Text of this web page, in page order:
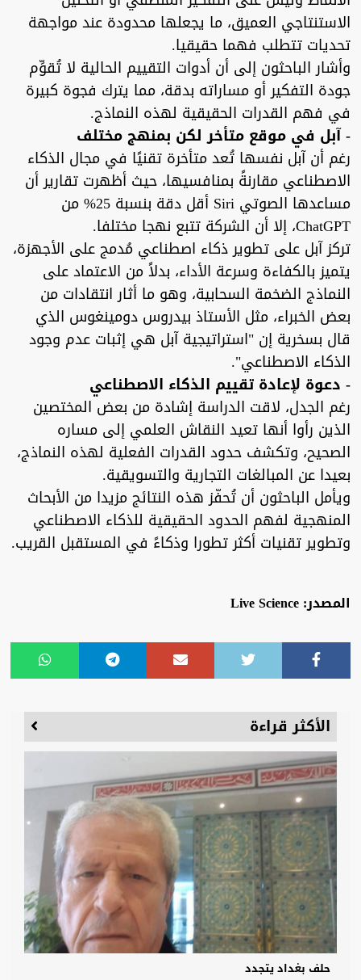
الاستنتاجي العميق، ما يجعلها محدودة عند مواجهة
تحديات تتطلب فهما حقيقيا.
وأشار الباحثون إلى أن أدوات التقييم الحالية لا تُقوِّم
جودة التفكير أو مساراته بدقة، مما يترك فجوة كبيرة
في فهم القدرات الحقيقية لهذه النماذج.
- آبل في موقع متأخر لكن بمنهج مختلف
رغم أن آبل نفسها تُعد متأخرة تقنيًا في مجال الذكاء
الاصطناعي مقارنةً بمنافسيها، حيث أظهرت تقارير أن
مساعدها الصوتي Siri أقل دقة بنسبة 25% من
ChatGPT، إلا أن الشركة تتبع نهجا مختلفا.
تركز آبل على تطوير ذكاء اصطناعي مُدمج على الأجهزة،
يتميز بالكفاءة وسرعة الأداء، بدلاً من الاعتماد على
النماذج الضخمة السحابية، وهو ما أثار انتقادات من
بعض الخبراء، مثل الأستاذ بيدروس دومينغوس الذي
قال بسخرية إن "استراتيجية آبل هي إثبات عدم وجود
الذكاء الاصطناعي".
- دعوة لإعادة تقييم الذكاء الاصطناعي
رغم الجدل، لاقت الدراسة إشادة من بعض المختصين
الذين رأوا أنها تعيد النقاش العلمي إلى مساره
الصحيح، وتكشف حدود القدرات الفعلية لهذه النماذج،
بعيدا عن المبالغات التجارية والتسويقية.
ويأمل الباحثون أن تُحفّز هذه النتائج مزيدا من الأبحاث
المنهجية لفهم الحدود الحقيقية للذكاء الاصطناعي
وتطوير تقنيات أكثر تطورا وذكاءً في المستقبل القريب.
المصدر: Live Science
الأكثر قراءة
حلف بغداد يتجدد